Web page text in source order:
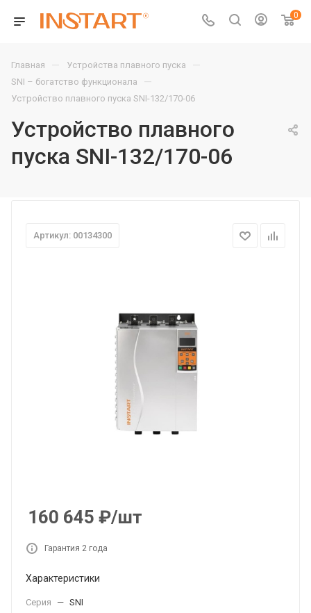
0
Главная — Устройства плавного пуска —
SNI – богатство функционала —
Устройство плавного пуска SNI-132/170-06
Устройство плавного
пуска SNI-132/170-06
Артикул: 00134300
160 645 ₽/шт
Гарантия 2 года
Характеристики
Серия — SNI